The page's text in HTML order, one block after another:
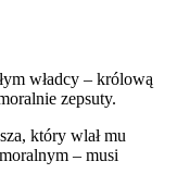
władcy – królową
zepsuty.
który wlał mu
– musi